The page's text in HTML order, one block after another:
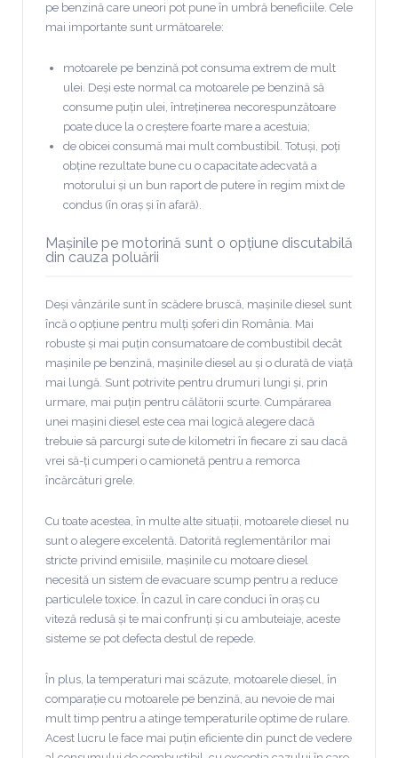
pe benzină care uneori pot pune în umbră beneficiile. Cele
mai importante sunt următoarele:
motoarele pe benzină pot consuma extrem de mult
ulei. Deși este normal ca motoarele pe benzină să
consume puțin ulei, întreținerea necorespunzătoare
poate duce la o creștere foarte mare a acestuia;
de obicei consumă mai mult combustibil. Totuși, poți
obține rezultate bune cu o capacitate adecvată a
motorului și un bun raport de putere în regim mixt de
condus (în oraș și în afară).
Mașinile pe motorină sunt o opțiune discutabilă
din cauza poluării
Deși vânzările sunt în scădere bruscă, mașinile diesel sunt
încă o opțiune pentru mulți șoferi din România. Mai
robuste și mai puțin consumatoare de combustibil decât
mașinile pe benzină, mașinile diesel au și o durată de viață
mai lungă. Sunt potrivite pentru drumuri lungi și, prin
urmare, mai puțin pentru călătorii scurte. Cumpărarea
unei mașini diesel este cea mai logică alegere dacă
trebuie să parcurgi sute de kilometri în fiecare zi sau dacă
vrei să-ți cumperi o camionetă pentru a remorca
încărcături grele.
Cu toate acestea, în multe alte situații, motoarele diesel nu
sunt o alegere excelentă. Datorită reglementărilor mai
stricte privind emisiile, mașinile cu motoare diesel
necesită un sistem de evacuare scump pentru a reduce
particulele toxice. În cazul în care conduci în oraș cu
viteză redusă și te mai confrunți și cu ambuteiaje, aceste
sisteme se pot defecta destul de repede.
În plus, la temperaturi mai scăzute, motoarele diesel, în
comparație cu motoarele pe benzină, au nevoie de mai
mult timp pentru a atinge temperaturile optime de rulare.
Acest lucru le face mai puțin eficiente din punct de vedere